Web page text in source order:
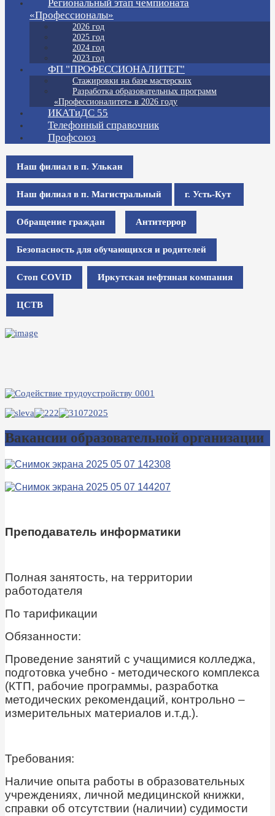
Региональный этап чемпионата
«Профессионалы»
2026 год
2025 год
2024 год
2023 год
ФП "ПРОФЕССИОНАЛИТЕТ"
Стажировки на базе мастерских
Разработка образовательных программ
«Профессионалитет» в 2026 году
ИКАТиДС 55
Телефонный справочник
Профсоюз
Наш филиал в п. Улькан
Наш филиал в п. Магистральный г. Усть-Кут
Обращение граждан Антитеррор
Безопасность для обучающихся и родителей
Стоп COVID Иркутская нефтяная компания
ЦСТВ
Вакансии образовательной организации
Преподаватель информатики
Полная занятость, на территории
работодателя
По тарификации
Обязанности:
Проведение занятий с учащимися колледжа,
подготовка учебно - методического комплекса
(КТП, рабочие программы, разработка
методических рекомендаций, контрольно –
измерительных материалов и.т.д.).
Требования:
Наличие опыта работы в образовательных
учреждениях, личной медицинской книжки,
справки об отсутствии (наличии) судимости